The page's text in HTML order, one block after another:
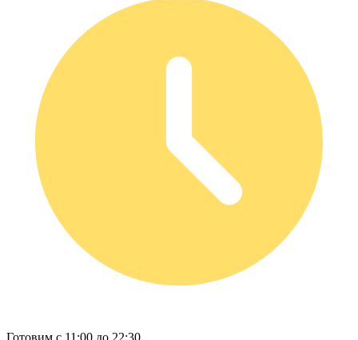
Готовим с 11:00 до 22:30.